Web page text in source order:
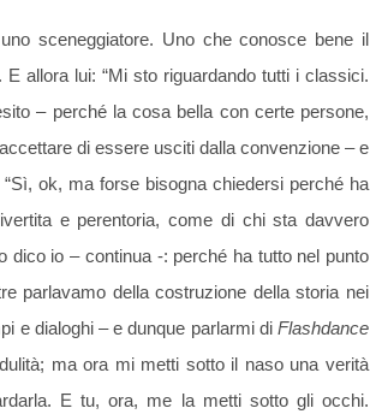
sceneggiatore. Uno che conosce bene il
allora lui: “Mi sto riguardando tutti i classici.
– perché la cosa bella con certe persone,
di essere usciti dalla convenzione – e
ok, ma forse bisogna chiedersi perché ha
e perentoria, come di chi sta davvero
dico io – continua -: perché ha tutto nel punto
parlavamo della costruzione della storia nei
e dialoghi – e dunque parlarmi di Flashdance
ma ora mi metti sotto il naso una verità
E tu, ora, me la metti sotto gli occhi.